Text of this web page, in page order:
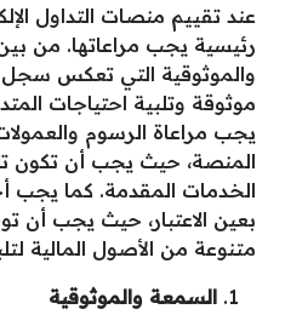
عند تقييم منصات التداول
رئيسية يجب مراعاتها. من
والموثوقية التي تعكس
موثوقة وتلبية احتياجات
يجب مراعاة الرسوم
المنصة، حيث يجب أن تكون
الخدمات المقدمة. كما يجب
بعين الاعتبار، حيث يجب أن
متنوعة من الأصول المالية
السمعة والموثوقية